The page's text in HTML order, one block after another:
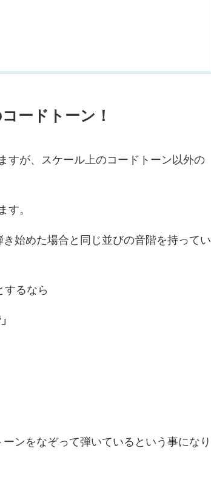
ードトーン！
すが、スケール上のコードトーン以外の
す。
始めた場合と同じ並びの音階を持ってい
するなら
ンをなぞって弾いているという事になり